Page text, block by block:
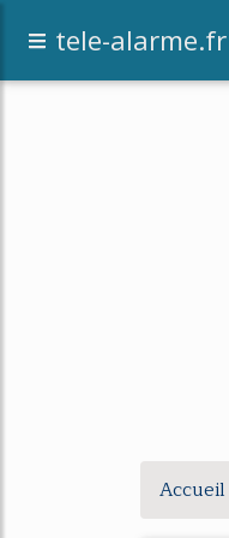
tele-alarme.fr
Accueil